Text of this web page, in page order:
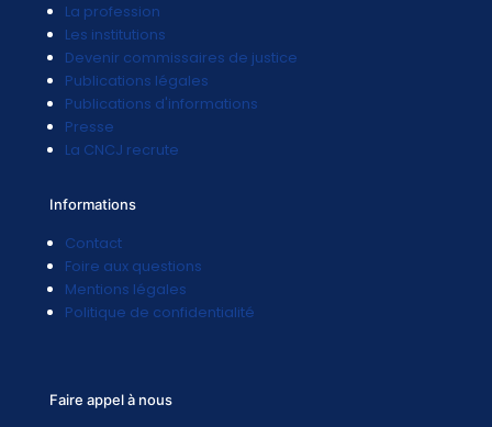
La profession
Les institutions
Devenir commissaires de justice
Publications légales
Publications d'informations
Presse
La CNCJ recrute
Informations
Contact
Foire aux questions
Mentions légales
Politique de confidentialité
Faire appel à nous